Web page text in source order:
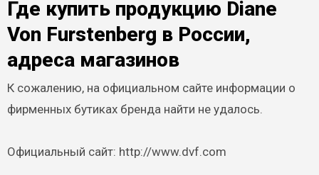
Где купить продукцию Diane
Von Furstenberg в России,
адреса магазинов
К сожалению, на официальном сайте информации о
фирменных бутиках бренда найти не удалось.
Официальный сайт: http://www.dvf.com